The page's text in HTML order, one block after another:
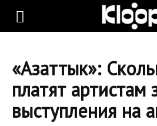
KLOOP.KG
Новости
«Азаттык»:
платят артистам
выступления на